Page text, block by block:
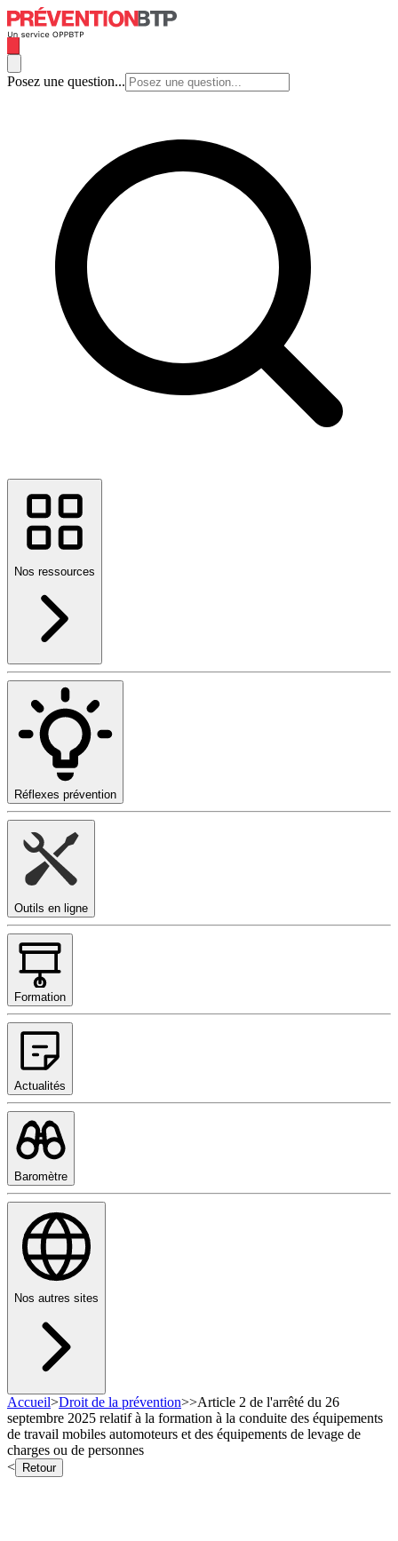
Posez une question...
Nos ressources
Réflexes prévention
Outils en ligne
Formation
Actualités
Baromètre
Nos autres sites
Accueil>Droit de la prévention>>Article 2 de l'arrêté du 26
septembre 2025 relatif à la formation à la conduite des équipements
de travail mobiles automoteurs et des équipements de levage de
charges ou de personnes
<
Retour